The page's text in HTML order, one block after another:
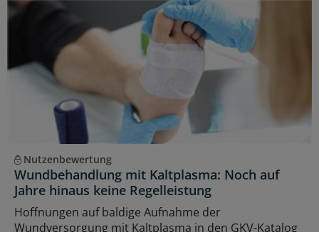
Nutzenbewertung
Wundbehandlung mit Kaltplasma: Noch auf
Jahre hinaus keine Regelleistung
Hoffnungen auf baldige Aufnahme der
Wundversorgung mit Kaltplasma in den GKV-Katalog